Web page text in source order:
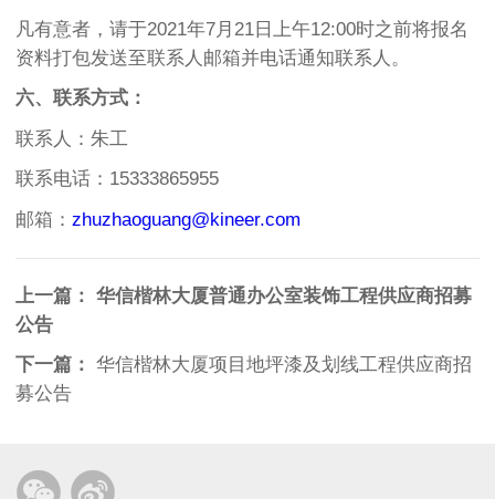
凡有意者，请于2021年7月21日上午12:00时之前将报名
资料打包发送至联系人邮箱并电话通知联系人。
六、联系方式：
联系人：朱工
联系电话：15333865955
邮箱： zhuzhaoguang@kineer.com
上一篇： 华信楷林大厦普通办公室装饰工程供应商招募
公告
下一篇：
华信楷林大厦项目地坪漆及划线工程供应商招
募公告